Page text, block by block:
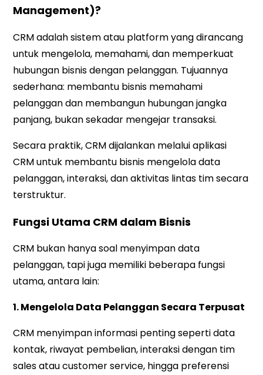
Management)?
CRM adalah sistem atau platform yang dirancang
untuk mengelola, memahami, dan memperkuat
hubungan bisnis dengan pelanggan. Tujuannya
sederhana: membantu bisnis memahami
pelanggan dan membangun hubungan jangka
panjang, bukan sekadar mengejar transaksi.
Secara praktik, CRM dijalankan melalui aplikasi
CRM untuk membantu bisnis mengelola data
pelanggan, interaksi, dan aktivitas lintas tim secara
terstruktur.
Fungsi Utama CRM dalam Bisnis
CRM bukan hanya soal menyimpan data
pelanggan, tapi juga memiliki beberapa fungsi
utama, antara lain:
1. Mengelola Data Pelanggan Secara Terpusat
CRM menyimpan informasi penting seperti data
kontak, riwayat pembelian, interaksi dengan tim
sales atau customer service, hingga preferensi